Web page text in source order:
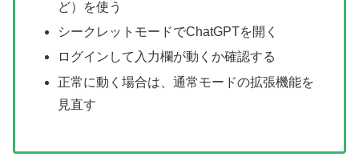
ど）を使う
シークレットモードでChatGPTを開く
ログインして入力欄が動くか確認する
正常に動く場合は、通常モードの拡張機能を
見直す